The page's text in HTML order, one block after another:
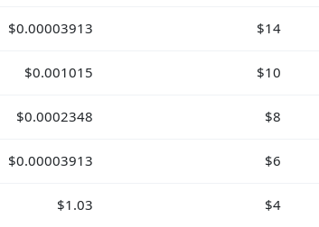
$0.00003913 $14
$0.001015 $10
$0.0002348 $8
$0.00003913 $6
$1.03 $4